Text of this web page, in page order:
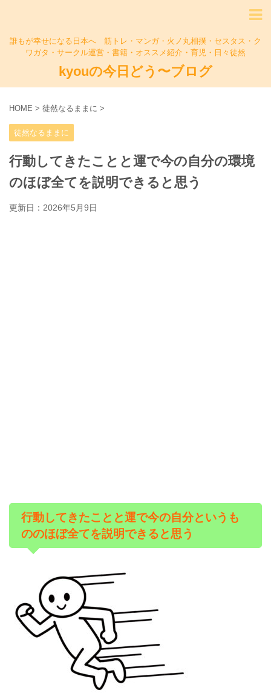
誰もが幸せになる日本へ 筋トレ・マンガ・火ノ丸相撲・セスタス・ク
ワガタ・サークル運営・書籍・オススメ紹介・育児・日々徒然
kyouの今日どう〜ブログ
HOME > 徒然なるままに >
徒然なるままに
行動してきたことと運で今の自分の環境
のほぼ全てを説明できると思う
更新日： 2026年5月9日
行動してきたことと運で今の自分というも
ののほぼ全てを説明できると思う